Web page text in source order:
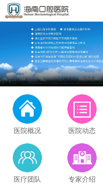
医院概况 医院动态
医疗团队 专家介绍